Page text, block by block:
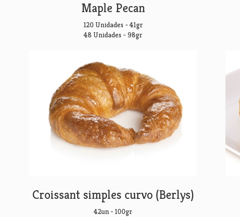
Maple Pecan
120 Unidades - 41gr
48 Unidades - 98gr
Croissant simples curvo (Berlys)
42un - 100gr